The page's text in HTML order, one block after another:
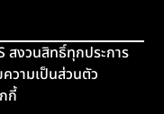
สงวนสิทธิ์ทุกประการ
วามเป็นส่วนตัว
กี้